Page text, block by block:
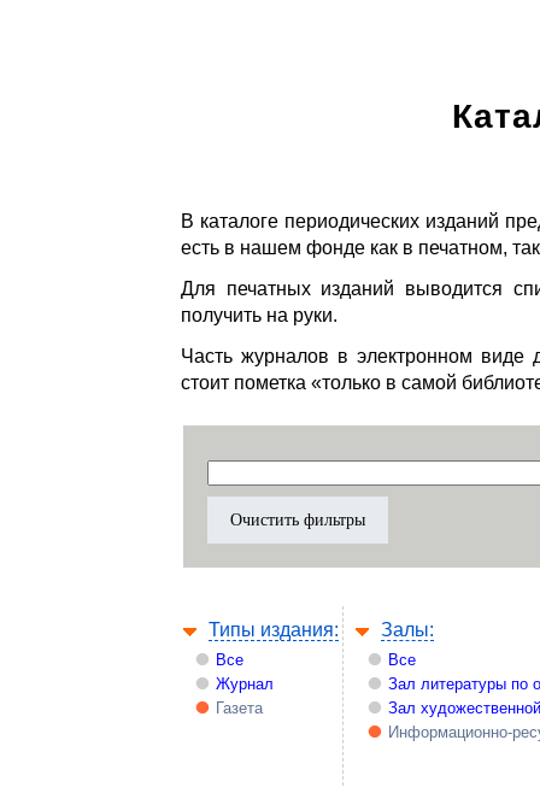
В каталоге периодических изданий
есть в нашем фонде как в печатном,
Для печатных изданий выводится
получить на руки.
Часть журналов в электронном виде
стоит пометка «только в самой
Типы издания:
Все
Журнал
Газета
Залы:
Все
Зал литературы по
Зал
Информационно-